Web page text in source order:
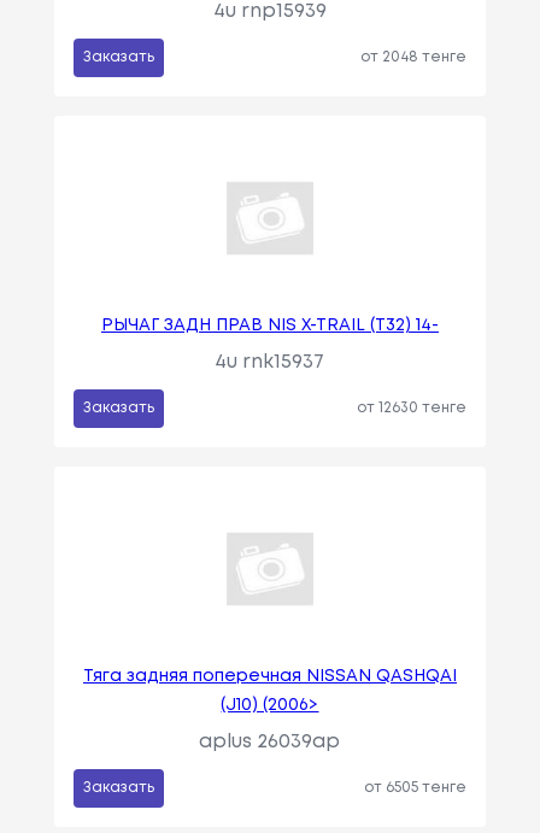
4u rnp15939
Заказать от 2048 тенге
РЫЧАГ ЗАДН ПРАВ NIS X-TRAIL (T32) 14-
4u rnk15937
Заказать от 12630 тенге
Тяга задняя поперечная NISSAN QASHQAI
(J10) (2006>
aplus 26039ap
Заказать от 6505 тенге